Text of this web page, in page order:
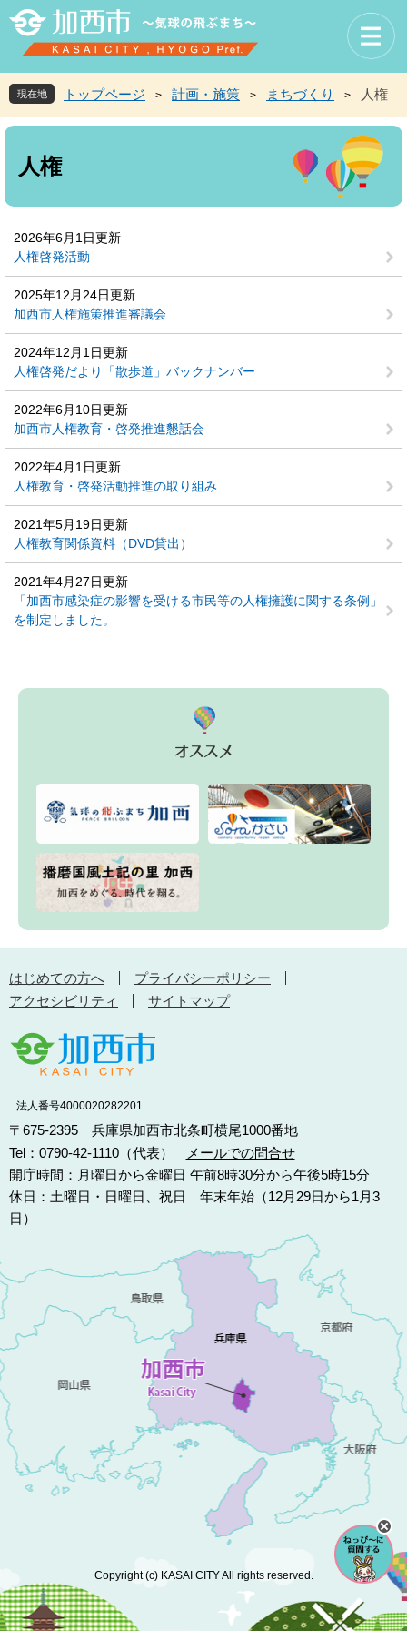
先
頭
で
を
飛
ば
文
現在地 トップページ > 計画・施策 > まちづくり > 人権
本
人権
2026年6月1日更新
人権啓発活動
2025年12月24日更新
加西市人権施策推進審議会
2024年12月1日更新
人権啓発だより「散歩道」バックナンバー
2022年6月10日更新
加西市人権教育・啓発推進懇話会
2022年4月1日更新
人権教育・啓発活動推進の取り組み
2021年5月19日更新
人権教育関係資料（DVD貸出）
2021年4月27日更新
「加西市感染症の影響を受ける市民等の人権擁護に関する条例」
を制定しました。
はじめての方へ
プライバシーポリシー
アクセシビリティ
サイトマップ
法人番号4000020282201
〒675-2395 兵庫県加西市北条町横尾1000番地
Tel：0790-42-1110（代表）
メールでの問合せ
開庁時間：月曜日から金曜日 午前8時30分から午後5時15分
休日：土曜日・日曜日、祝日 年末年始（12月29日から1月3
日）
Copyright (c) KASAI CITY All rights reserved.